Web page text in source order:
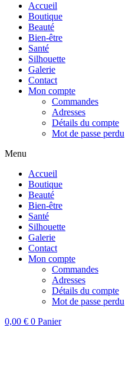
Accueil
Boutique
Beauté
Bien-être
Santé
Silhouette
Galerie
Contact
Mon compte
Commandes
Adresses
Détails du compte
Mot de passe perdu
Menu
Accueil
Boutique
Beauté
Bien-être
Santé
Silhouette
Galerie
Contact
Mon compte
Commandes
Adresses
Détails du compte
Mot de passe perdu
0,00 € 0 Panier